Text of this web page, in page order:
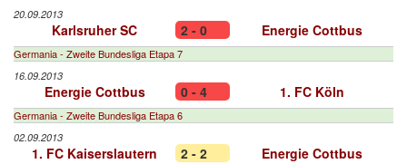
20.09.2013
Karlsruher SC 2 - 0 Energie Cottbus
Germania - Zweite Bundesliga Etapa 7
16.09.2013
Energie Cottbus 0 - 4 1. FC Köln
Germania - Zweite Bundesliga Etapa 6
02.09.2013
1. FC Kaiserslautern 2 - 2 Energie Cottbus